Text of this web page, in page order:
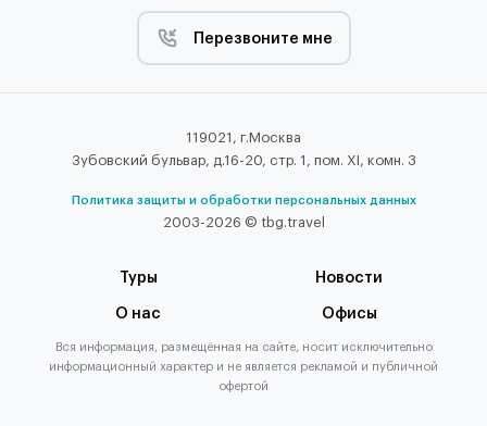
Перезвоните мне
119021, г.Москва
Зубовский бульвар, д.16-20, стр. 1, пом. XI, комн. 3
Политика защиты и обработки персональных данных
2003-2026 © tbg.travel
Туры Новости
О нас Офисы
Вся информация, размещённая на сайте, носит исключительно
информационный характер и не является рекламой и публичной
офертой